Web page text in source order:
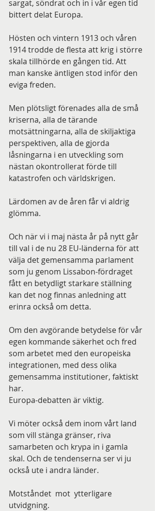
sargat, söndrat och in i vår egen tid
bittert delat Europa.
Hösten och vintern 1913 och våren
1914 trodde de flesta att krig i större
skala tillhörde en gången tid. Att
man kanske äntligen stod inför den
eviga freden.
Men plötsligt förenades alla de små
kriserna, alla de tärande
motsättningarna, alla de skiljaktiga
perspektiven, alla de gjorda
låsningarna i en utveckling som
nästan okontrollerat förde till
katastrofen och världskrigen.
Lärdomen av de åren får vi aldrig
glömma.
Och när vi i maj nästa år på nytt går
till val i de nu 28 EU-länderna för att
välja det gemensamma parlament
som ju genom Lissabon-fördraget
fått en betydligt starkare ställning
kan det nog finnas anledning att
erinra också om detta.
Om den avgörande betydelse för vår
egen kommande säkerhet och fred
som arbetet med den europeiska
integrationen, med dess olika
gemensamma institutioner, faktiskt
har.
Europa-debatten är viktig.
Vi möter också dem inom vårt land
som vill stänga gränser, riva
samarbeten och krypa in i gamla
skal. Och de tendenserna ser vi ju
också ute i andra länder.
Motståndet  mot  ytterligare
utvidgning.